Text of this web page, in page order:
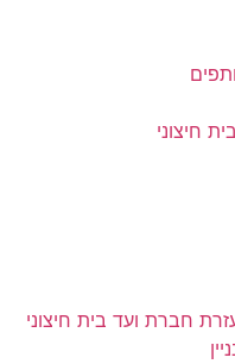
חיצוני
חברת ועד בית חיצוני